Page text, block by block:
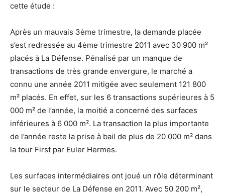
cette étude :
Après un mauvais 3ème trimestre, la demande placée
s’est redressée au 4ème trimestre 2011 avec 30 900 m²
placés à La Défense. Pénalisé par un manque de
transactions de très grande envergure, le marché a
connu une année 2011 mitigée avec seulement 121 800
m² placés. En effet, sur les 6 transactions supérieures à 5
000 m² de l’année, la moitié a concerné des surfaces
inférieures à 6 000 m². La transaction la plus importante
de l’année reste la prise à bail de plus de 20 000 m² dans
la tour First par Euler Hermes.
Les surfaces intermédiaires ont joué un rôle déterminant
sur le secteur de La Défense en 2011. Avec 50 200 m²,